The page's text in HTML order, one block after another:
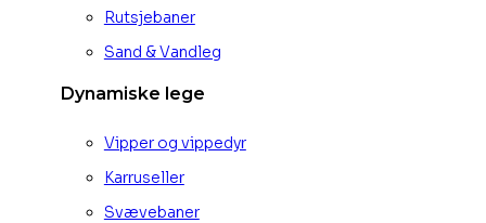
Rutsjebaner
Sand & Vandleg
Dynamiske lege
Vipper og vippedyr
Karruseller
Svævebaner